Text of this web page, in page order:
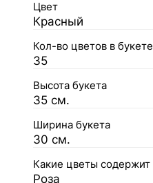
Цвет
Красный
Кол-во цветов в букете
35
Высота букета
35 см.
Ширина букета
30 см.
Какие цветы содержит
Роза